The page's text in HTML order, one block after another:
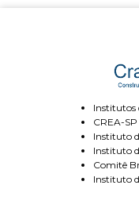
Institutos
CREA-SP
Instituto
Instituto
Comitê
Instituto